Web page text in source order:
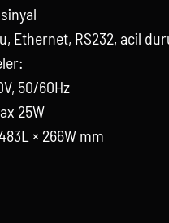
Ethernet, RS232, acil
50/60Hz
25W
× 266W mm